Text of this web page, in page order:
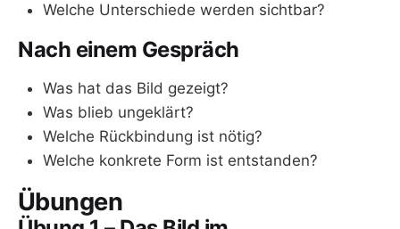
Welche Unterschiede werden sichtbar?
Nach einem Gespräch
Was hat das Bild gezeigt?
Was blieb ungeklärt?
Welche Rückbindung ist nötig?
Welche konkrete Form ist entstanden?
Übungen